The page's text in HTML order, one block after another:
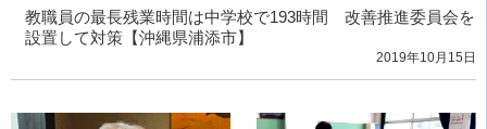
教職員の最長残業時間は中学校で193時間 改善推進委員会を
設置して対策【沖縄県浦添市】
2019年10月15日